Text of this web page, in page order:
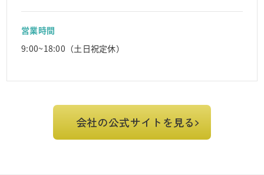
営業時間
9:00~18:00（土日祝定休）
会社の公式サイトを見る